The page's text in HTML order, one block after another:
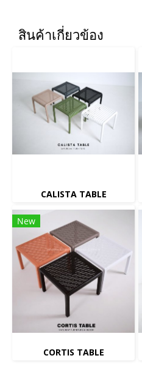
สินค้าเกี่ยวข้อง
CALISTA TABLE
New
CORTIS TABLE